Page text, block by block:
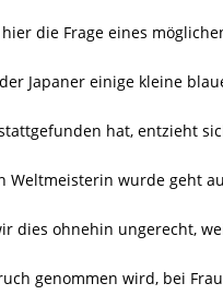
die Frage eines
Japaner einige kleine
hat, entzieht
Weltmeisterin wurde geht
dies ohnehin ungerecht,
genommen wird, bei